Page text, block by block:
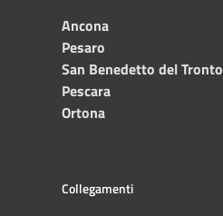
Ancona
Pesaro
San Benedetto del Tronto
Pescara
Ortona
Collegamenti